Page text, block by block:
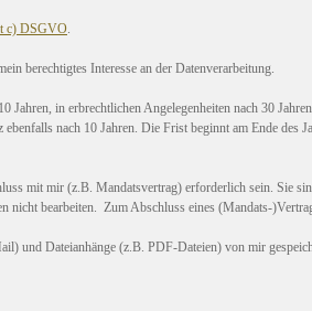
c) DSGVO.
berechtigtes Interesse an der Datenverarbeitung.
in erbrechtlichen Angelegenheiten nach 30
nach 10 Jahren. Die Frist beginnt am Ende des
mit mir (z.B. Mandatsvertrag) erforderlich sein. Sie
nicht bearbeiten. Zum Abschluss eines (Mandats-
und Dateianhänge (z.B. PDF-Dateien) von mir